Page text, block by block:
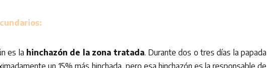
es la hinchazón de la zona tratada. Durante dos o tres días la papada
un 15% más hinchada, pero esa hinchazón es la responsable de